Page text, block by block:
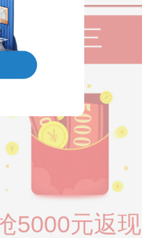
权益三
5000元返现